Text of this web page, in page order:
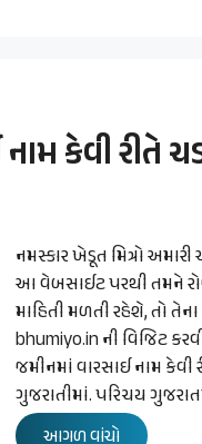
કેવી રીતે
નમસ્કાર ખેડૂત મિત્રો
આ વેબસાઈટ પરથી તમને
માહિતી મળતી રહેશે, તો
bhumiyo.in ની વિજિટ
જમીનમાં વારસાઈ નામ કેવી
ગુજરાતીમાં. પરિચય
આગળ વાંચો